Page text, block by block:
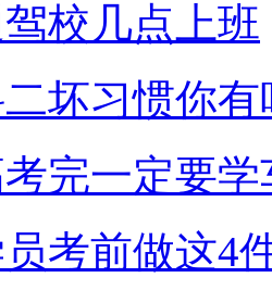
校几点上班
坏习惯你有
完一定要学
考前做这4